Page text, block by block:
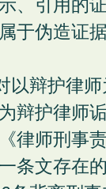
、引用的
于伪造证
以辩护律
辩护律师
律师刑事
条文存在